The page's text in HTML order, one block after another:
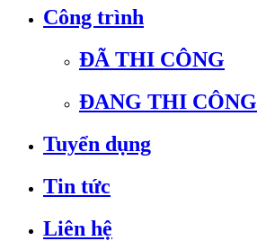
Công trình
ĐÃ THI CÔNG
ĐANG THI CÔNG
Tuyển dụng
Tin tức
Liên hệ